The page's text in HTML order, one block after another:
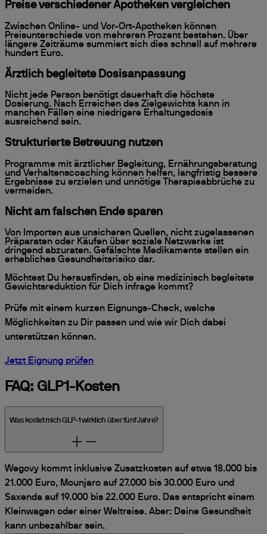
Preise verschiedener Apotheken vergleichen
Zwischen Online- und Vor-Ort-Apotheken können
Preisunterschiede von mehreren Prozent bestehen. Über
längere Zeiträume summiert sich dies schnell auf mehrere
hundert Euro.
Ärztlich begleitete Dosisanpassung
Nicht jede Person benötigt dauerhaft die höchste
Dosierung. Nach Erreichen des Zielgewichts kann in
manchen Fällen eine niedrigere Erhaltungsdosis
ausreichend sein.
Strukturierte Betreuung nutzen
Programme mit ärztlicher Begleitung, Ernährungsberatung
und Verhaltenscoaching können helfen, langfristig bessere
Ergebnisse zu erzielen und unnötige Therapieabbrüche zu
vermeiden.
Nicht am falschen Ende sparen
Von Importen aus unsicheren Quellen, nicht zugelassenen
Präparaten oder Käufen über soziale Netzwerke ist
dringend abzuraten. Gefälschte Medikamente stellen ein
erhebliches Gesundheitsrisiko dar.
Möchtest Du herausfinden, ob eine medizinisch begleitete
Gewichtsreduktion für Dich infrage kommt?
Prüfe mit einem kurzen Eignungs-Check, welche
Möglichkeiten zu Dir passen und wie wir Dich dabei
unterstützen können.
Jetzt Eignung prüfen
FAQ: GLP1-Kosten
Was kostet mich GLP-1 wirklich über fünf Jahre?
Wegovy kommt inklusive Zusatzkosten auf etwa 18.000 bis
21.000 Euro, Mounjaro auf 27.000 bis 30.000 Euro und
Saxenda auf 19.000 bis 22.000 Euro. Das entspricht einem
Kleinwagen oder einer Weltreise. Aber: Deine Gesundheit
kann unbezahlbar sein.